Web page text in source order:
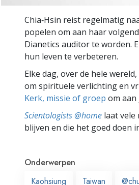
Chia‑Hsin reist regelmatig
popelen om aan haar
Dianetics auditor te worden.
hun leven te verbeteren.
Elke dag, over de hele
om spirituele verlichting en
Kerk, missie of groep om
Scientologists @home laat vele
blijven en die het goed doen
Onderwerpen
Kaohsiung
Taiwan